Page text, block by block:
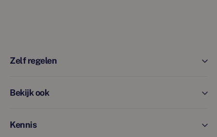
Zelf regelen
Bekijk ook
Kennis